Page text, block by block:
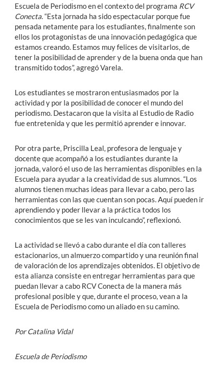
Escuela de Periodismo en el contexto del programa RCV
Conecta . “Esta jornada ha sido espectacular porque fue
pensada netamente para los estudiantes, finalmente son
ellos los protagonistas de una innovación pedagógica que
estamos creando. Estamos muy felices de visitarlos, de
tener la posibilidad de aprender y de la buena onda que han
transmitido todos”, agregó Varela.
Los estudiantes se mostraron entusiasmados por la
actividad y por la posibilidad de conocer el mundo del
periodismo. Destacaron que la visita al Estudio de Radio
fue entretenida y que les permitió aprender e innovar.
Por otra parte, Priscilla Leal, profesora de lenguaje y
docente que acompañó a los estudiantes durante la
jornada, valoró el uso de las herramientas disponibles en la
Escuela para ayudar a la creatividad de sus alumnos. “Los
alumnos tienen muchas ideas para llevar a cabo, pero las
herramientas con las que cuentan son pocas. Aquí pueden ir
aprendiendo y poder llevar a la práctica todos los
conocimientos que se les van inculcando”, reflexionó.
La actividad se llevó a cabo durante el día con talleres
estacionarios, un almuerzo compartido y una reunión final
de valoración de los aprendizajes obtenidos. El objetivo de
esta alianza consiste en entregar herramientas para que
puedan llevar a cabo RCV Conecta de la manera más
profesional posible y que, durante el proceso, vean a la
Escuela de Periodismo como un aliado en su camino.
Por Catalina Vidal
Escuela de Periodismo